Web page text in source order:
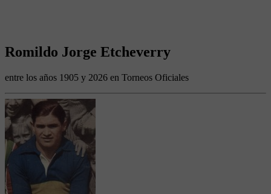
Romildo Jorge Etcheverry
entre los años 1905 y 2026 en Torneos Oficiales